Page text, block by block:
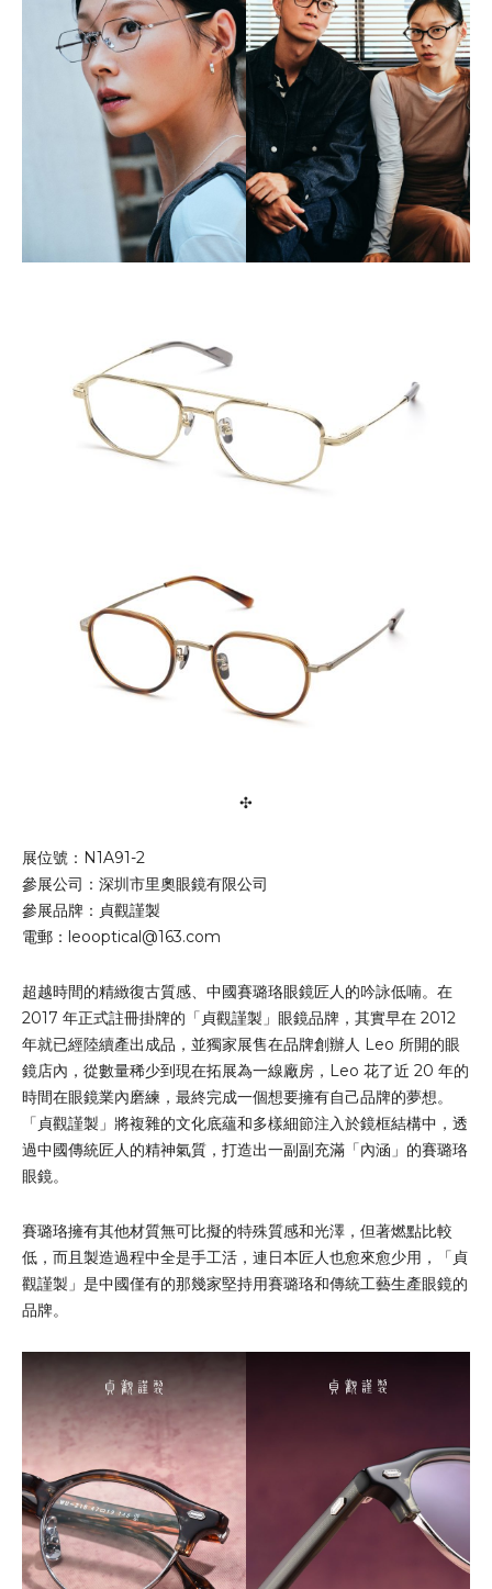
✣
展位號：N1A91-2
參展公司：深圳市里奧眼鏡有限公司
參展品牌：貞觀謹製
電郵： leooptical@163.com
超越時間的精緻復古質感、中國賽璐珞眼鏡匠人的吟詠低喃。在
2017 年正式註冊掛牌的「貞觀謹製」眼鏡品牌，其實早在 2012
年就已經陸續產出成品，並獨家展售在品牌創辦人 Leo 所開的眼
鏡店內，從數量稀少到現在拓展為一線廠房，Leo 花了近 20 年的
時間在眼鏡業內磨練，最終完成一個想要擁有自己品牌的夢想。
「貞觀謹製」將複雜的文化底蘊和多樣細節注入於鏡框結構中，透
過中國傳統匠人的精神氣質，打造出一副副充滿「內涵」的賽璐珞
眼鏡。
賽璐珞擁有其他材質無可比擬的特殊質感和光澤，但著燃點比較
低，而且製造過程中全是手工活，連日本匠人也愈來愈少用，「貞
觀謹製」是中國僅有的那幾家堅持用賽璐珞和傳統工藝生產眼鏡的
品牌。